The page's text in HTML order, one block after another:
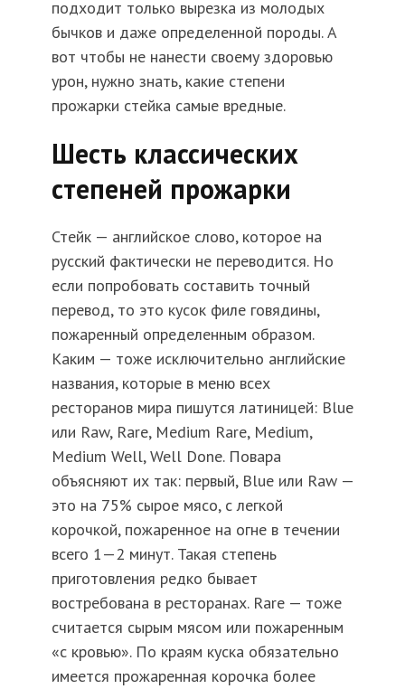
подходит только вырезка из молодых
бычков и даже определенной породы. А
вот чтобы не нанести своему здоровью
урон, нужно знать, какие степени
прожарки стейка самые вредные.
Шесть классических
степеней прожарки
Стейк — английское слово, которое на
русский фактически не переводится. Но
если попробовать составить точный
перевод, то это кусок филе говядины,
пожаренный определенным образом.
Каким — тоже исключительно английские
названия, которые в меню всех
ресторанов мира пишутся латиницей: Blue
или Raw, Rare, Medium Rare, Medium,
Medium Well, Well Done. Повара
объясняют их так: первый, Blue или Raw —
это на 75% сырое мясо, с легкой
корочкой, пожаренное на огне в течении
всего 1—2 минут. Такая степень
приготовления редко бывает
востребована в ресторанах. Rare — тоже
считается сырым мясом или пожаренным
«с кровью». По краям куска обязательно
имеется прожаренная корочка более